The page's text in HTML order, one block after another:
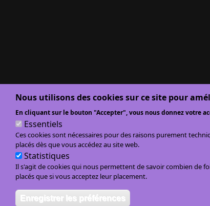
Nous utilisons des cookies sur ce site pour
En cliquant sur le bouton "Accepter", vous nous donnez votre
Essentiels
Ces cookies sont nécessaires pour des raisons purement
placés dès que vous accédez au site web.
Statistiques
Il s'agit de cookies qui nous permettent de savoir combien de
placés que si vous acceptez leur placement.
Enregistrer les préférences